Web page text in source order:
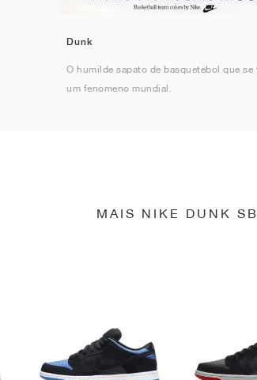
Dunk
O humilde sapato de basquetebol que se
um fenómeno mundial.
MAIS NIKE DUNK SB